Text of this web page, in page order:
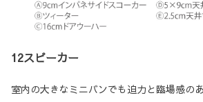
12スピーカー
室内の大きなミニバンでも迫力と臨場感の